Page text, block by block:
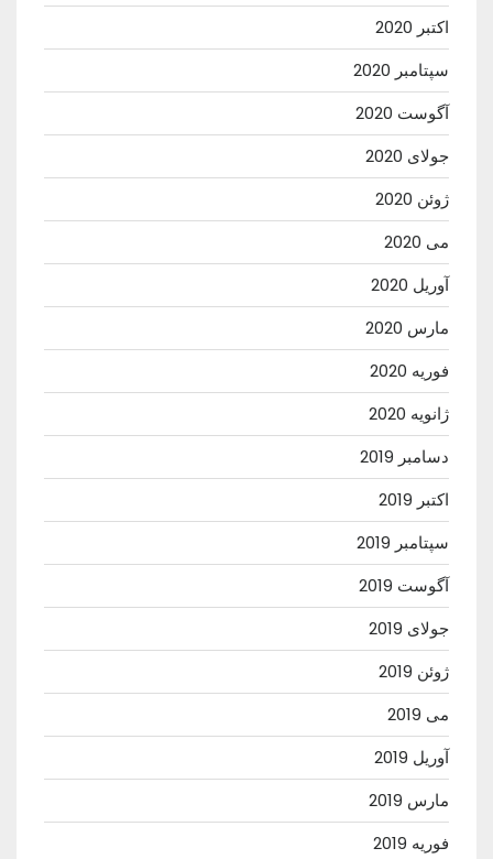
اکتبر 2020
سپتامبر 2020
آگوست 2020
جولای 2020
ژوئن 2020
می 2020
آوریل 2020
مارس 2020
فوریه 2020
ژانویه 2020
دسامبر 2019
اکتبر 2019
سپتامبر 2019
آگوست 2019
جولای 2019
ژوئن 2019
می 2019
آوریل 2019
مارس 2019
فوریه 2019